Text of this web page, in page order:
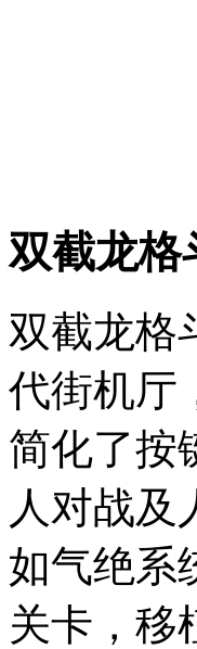
双截龙格
双截龙格
代街机厅
简化了按
人对战及
如气绝系
关卡，移